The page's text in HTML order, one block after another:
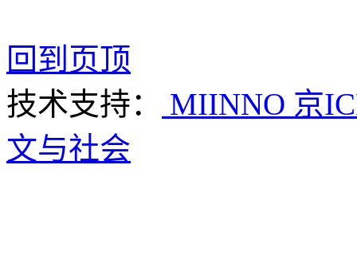
回到页顶
技术支持：
MIINNO 京
文与社会